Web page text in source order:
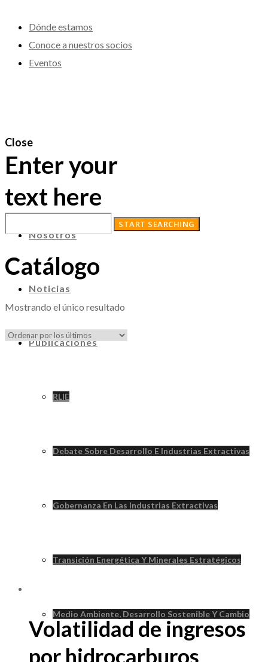
Dónde estamos
Conoce a nuestros socios
Eventos
Nosotros
Noticias
Publicaciones
RLIE
Debate Sobre Desarrollo E Industrias Extractivas
Gobernanza En Las Industrias Extractivas
Transición Energética Y Minerales Estratégicos
Medio Ambiente, Desarrollo Sostenible Y Cambio
Close
Enter your
text here
Catálogo
Mostrando el único resultado
Volatilidad de ingresos
por hidrocarburos